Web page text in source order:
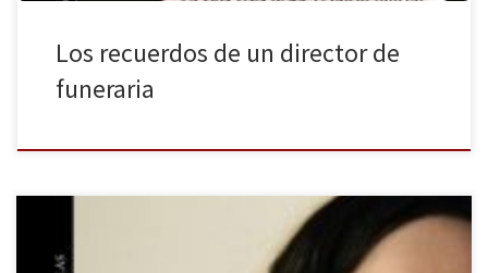
Los recuerdos de un director de
funeraria